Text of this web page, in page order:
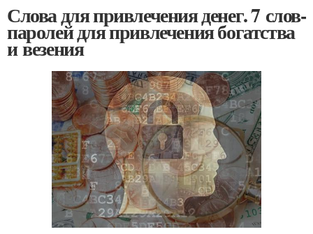
Слова для привлечения денег. 7 слов-
паролей для привлечения богатства
и везения